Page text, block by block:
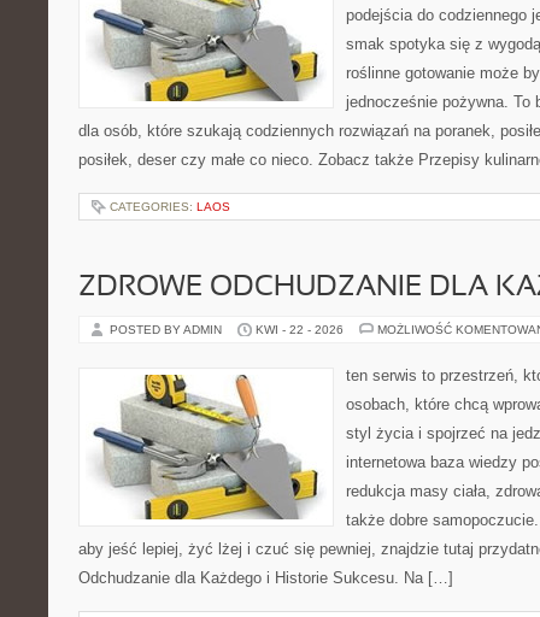
podejścia do codziennego
smak spotyka się z
roślinne gotowanie może
jednocześnie pożywna. To
dla osób, które szukają codziennych rozwiązań na poranek,
posiłek, deser czy małe co nieco. Zobacz także Przepisy
CATEGORIES: LAOS
ZDROWE ODCHUDZANIE DLA
POSTED BY ADMIN KWI - 22 - 2026 MOŻLIWOŚĆ
ten serwis to przestrzeń,
osobach, które chcą
styl życia i spojrzeć na
internetowa baza wiedzy
redukcja masy ciała,
także dobre
aby jeść lepiej, żyć lżej i czuć się pewniej, znajdzie tutaj
Odchudzanie dla Każdego i Historie Sukcesu. Na […]